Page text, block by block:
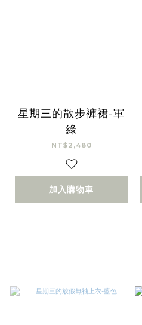
星期三的散步褲裙-軍
綠
NT$2,480
加入購物車